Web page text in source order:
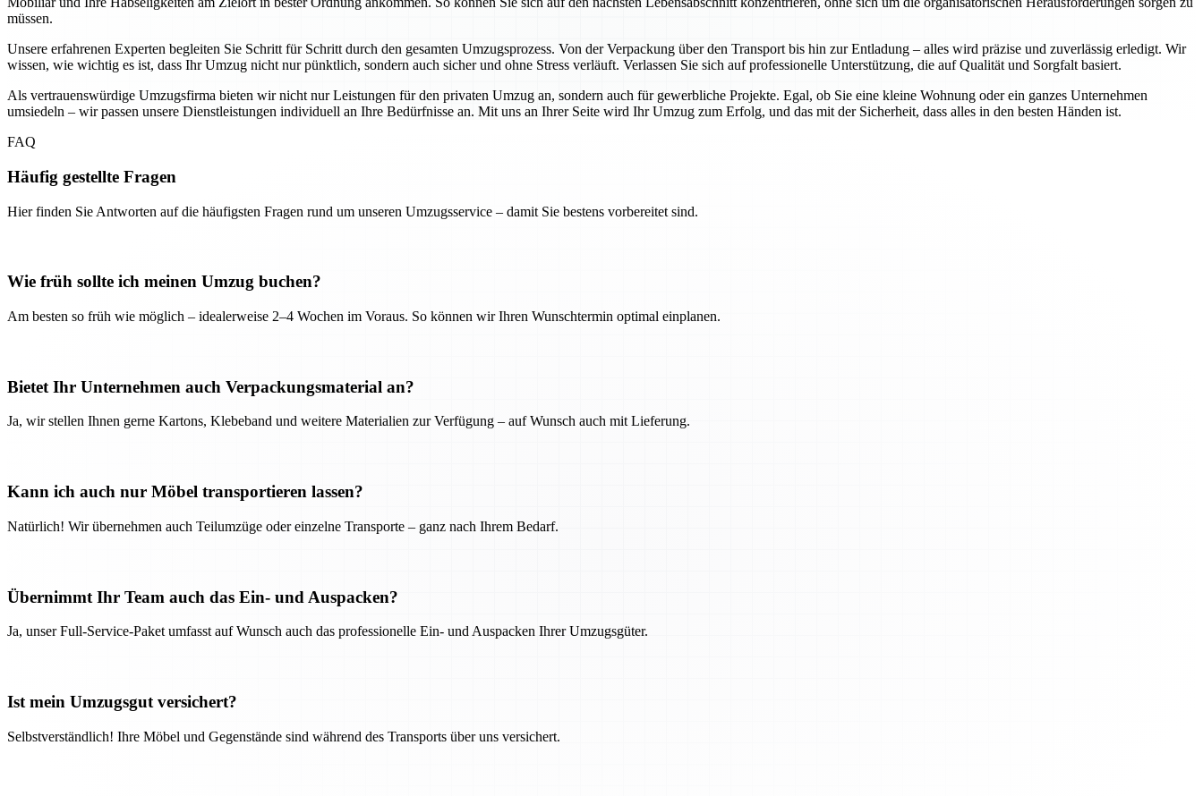
müssen.
Unsere erfahrenen Experten begleiten Sie Schritt für Schritt durch den gesamten Umzugsprozess. Von der Verpackung über den Transport bis hin zur Entladung – alles wird präzise und zuverlässig erledigt. Wir
wissen, wie wichtig es ist, dass Ihr Umzug nicht nur pünktlich, sondern auch sicher und ohne Stress verläuft. Verlassen Sie sich auf professionelle Unterstützung, die auf Qualität und Sorgfalt basiert.
Als vertrauenswürdige Umzugsfirma bieten wir nicht nur Leistungen für den privaten Umzug an, sondern auch für gewerbliche Projekte. Egal, ob Sie eine kleine Wohnung oder ein ganzes Unternehmen
umsiedeln – wir passen unsere Dienstleistungen individuell an Ihre Bedürfnisse an. Mit uns an Ihrer Seite wird Ihr Umzug zum Erfolg, und das mit der Sicherheit, dass alles in den besten Händen ist.
FAQ
Häufig gestellte Fragen
Hier finden Sie Antworten auf die häufigsten Fragen rund um unseren Umzugsservice – damit Sie bestens vorbereitet sind.
Wie früh sollte ich meinen Umzug buchen?
Am besten so früh wie möglich – idealerweise 2–4 Wochen im Voraus. So können wir Ihren Wunschtermin optimal einplanen.
Bietet Ihr Unternehmen auch Verpackungsmaterial an?
Ja, wir stellen Ihnen gerne Kartons, Klebeband und weitere Materialien zur Verfügung – auf Wunsch auch mit Lieferung.
Kann ich auch nur Möbel transportieren lassen?
Natürlich! Wir übernehmen auch Teilumzüge oder einzelne Transporte – ganz nach Ihrem Bedarf.
Übernimmt Ihr Team auch das Ein- und Auspacken?
Ja, unser Full-Service-Paket umfasst auf Wunsch auch das professionelle Ein- und Auspacken Ihrer Umzugsgüter.
Ist mein Umzugsgut versichert?
Selbstverständlich! Ihre Möbel und Gegenstände sind während des Transports über uns versichert.